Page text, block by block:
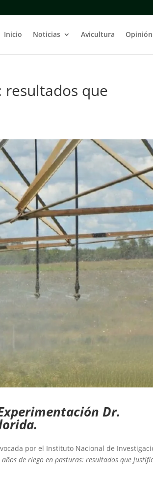
Inicio Noticias Avicultura Opinión
resultados que
Dr.
por el Instituto Nacional de
de riego en pasturas: resultados que